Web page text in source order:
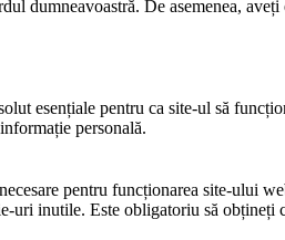
dumneavoastră. De asemenea,
esențiale pentru ca site-ul să
personală.
pentru funcționarea site-ului
uri inutile. Este obligatoriu să